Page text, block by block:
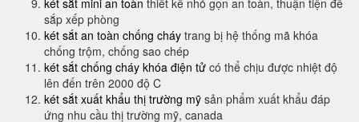
két sắt mini an toàn thiết kế nhỏ gọn an toàn, thuận tiện để
sắp xếp phòng
két sắt an toàn chống cháy trang bị hệ thống mã khóa
chống trộm, chống sao chép
két sắt chống cháy khóa điện tử có thể chịu được nhiệt độ
lên đến trên 2000 độ C
két sắt xuất khẩu thị trường mỹ sản phẩm xuất khẩu đáp
ứng nhu cầu thị trường mỹ, canada